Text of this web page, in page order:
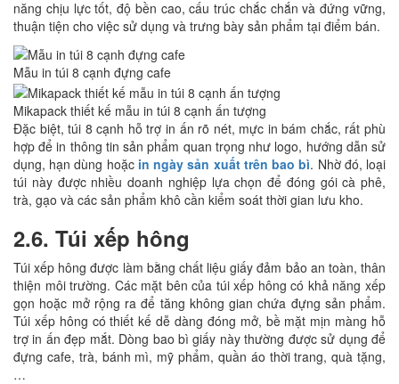
năng chịu lực tốt, độ bền cao, cấu trúc chắc chắn và đứng vững,
thuận tiện cho việc sử dụng và trưng bày sản phẩm tại điểm bán.
Mẫu in túi 8 cạnh đựng cafe
Mikapack thiết kế mẫu in túi 8 cạnh ấn tượng
Đặc biệt, túi 8 cạnh hỗ trợ in ấn rõ nét, mực in bám chắc, rất phù
hợp để in thông tin sản phẩm quan trọng như logo, hướng dẫn sử
dụng, hạn dùng hoặc in ngày sản xuất trên bao bì. Nhờ đó, loại
túi này được nhiều doanh nghiệp lựa chọn để đóng gói cà phê,
trà, gạo và các sản phẩm khô cần kiểm soát thời gian lưu kho.
2.6. Túi xếp hông
Túi xếp hông được làm bằng chất liệu giấy đảm bảo an toàn, thân
thiện môi trường. Các mặt bên của túi xếp hông có khả năng xếp
gọn hoặc mở rộng ra để tăng không gian chứa đựng sản phẩm.
Túi xếp hông có thiết kế dễ dàng đóng mở, bề mặt mịn màng hỗ
trợ in ấn đẹp mắt. Dòng bao bì giấy này thường được sử dụng để
đựng cafe, trà, bánh mì, mỹ phẩm, quần áo thời trang, quà tặng,
…